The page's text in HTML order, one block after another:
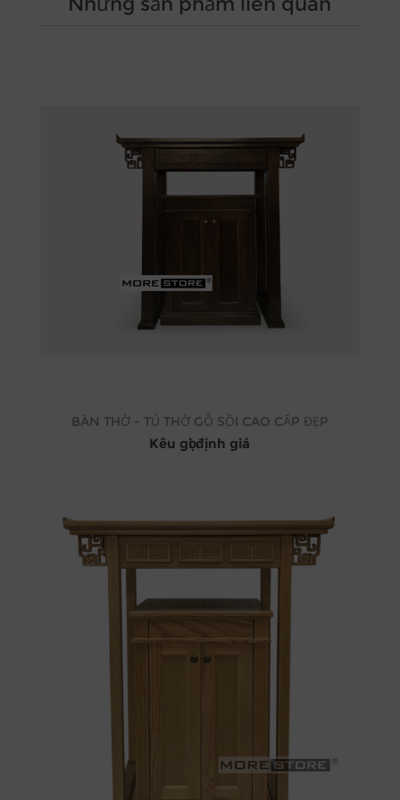
BÀN THỜ - TỦ THỜ GỖ SỒI CAO CẤP ĐẸP
Kêu gọi định giá